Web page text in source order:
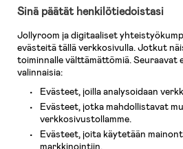
lastentarvikkeita sekä paljon muuta. Meiltä
KidKraft, Ergobaby, Philips Avent, Neonate,
Tervetuloa shoppailemaan Pohjoismaiden
verkkokauppaan!
Sinä päätät henkilötiedoistasi
Jollyroom ja digitaaliset
evästeitä tällä verkkosivulla. Jotkut
toiminnalle välttämättömiä. Seuraavat
valinnaisia:
Evästeet, joilla analysoidaan
Evästeet, jotka mahdollistavat
verkkosivustollamme.
Evästeet, joita käytetään
markkinointiin.